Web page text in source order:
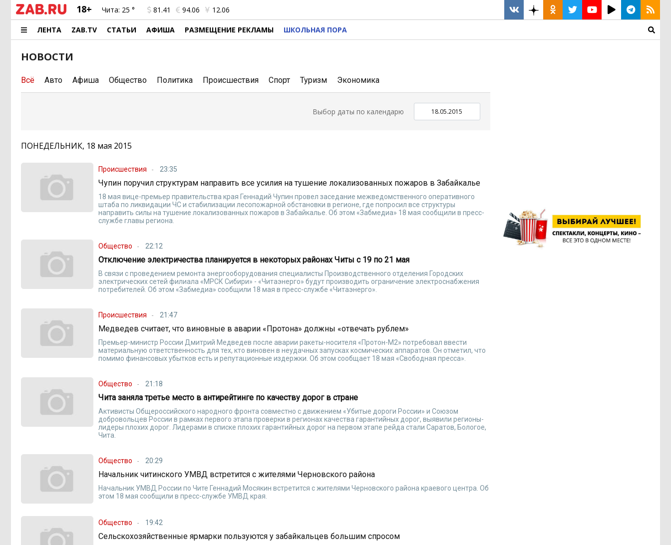
18+ Чита: 25 ° 81.41 94.06 12.06
ЛЕНТА ZAB.TV СТАТЬИ АФИША РАЗМЕЩЕНИЕ РЕКЛАМЫ ШКОЛЬНАЯ ПОРА
НОВОСТИ
Всё Авто Афиша Общество Политика Происшествия Спорт Туризм Экономика
Выбор даты по календарю
ПОНЕДЕЛЬНИК, 18 мая 2015
Происшествия 23:35
Чупин поручил структурам направить все усилия на тушение локализованных пожаров в Забайкалье
18 мая вице-премьер правительства края Геннадий Чупин провел заседание межведомственного оперативного
штаба по ликвидации ЧС и стабилизации лесопожарной обстановки в регионе, где попросил все структуры
направить силы на тушение локализованных пожаров в Забайкалье. Об этом «Забмедиа» 18 мая сообщили в пресс-
службе главы региона.
Общество 22:12
Отключение электричества планируется в некоторых районах Читы с 19 по 21 мая
В связи с проведением ремонта энергооборудования специалисты Производственного отделения Городских
электрических сетей филиала «МРСК Сибири» - «Читаэнерго» будут производить ограничение электроснабжения
потребителей. Об этом «Забмедиа» сообщили 18 мая в пресс-службе «Читаэнерго».
Происшествия 21:47
Медведев считает, что виновные в аварии «Протона» должны «отвечать рублем»
Премьер-министр России Дмитрий Медведев после аварии ракеты-носителя «Протон-М2» потребовал ввести
материальную ответственность для тех, кто виновен в неудачных запусках космических аппаратов. Он отметил, что
помимо финансовых убытков есть и репутационные издержки. Об этом сообщает 18 мая «Свободная пресса».
Общество 21:18
Чита заняла третье место в антирейтинге по качеству дорог в стране
Активисты Общероссийского народного фронта совместно с движением «Убитые дороги России» и Союзом
добровольцев России в рамках первого этапа проверки в регионах качества гарантийных дорог, выявили регионы-
лидеры плохих дорог. Лидерами в списке плохих гарантийных дорог на первом этапе рейда стали Саратов, Бологое,
Чита.
Общество 20:29
Начальник читинского УМВД встретится с жителями Черновского района
Начальник УМВД России по Чите Геннадий Мосякин встретится с жителями Черновского района краевого центра. Об
этом 18 мая сообщили в пресс-службе УМВД края.
Общество 19:42
Сельскохозяйственные ярмарки пользуются у забайкальцев большим спросом